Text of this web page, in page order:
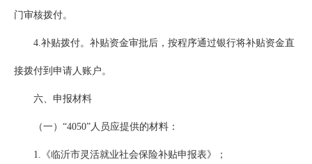
门审核拨付。
4.补贴拨付。补贴资金审批后，按程序通过银行将补贴资金直
接拨付到申请人账户。
六、申报材料
（一）“4050”人员应提供的材料：
1.《临沂市灵活就业社会保险补贴申报表》；